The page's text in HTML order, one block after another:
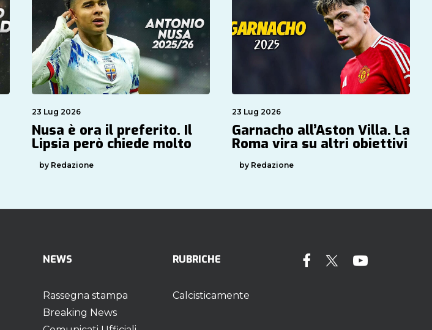
23 Lug 2026
Nusa è ora il preferito. Il
Lipsia però chiede molto
by Redazione
23 Lug 2026
Garnacho all’Aston Villa. La
Roma vira su altri obiettivi
by Redazione
NEWS
Rassegna stampa
Breaking News
RUBRICHE
Calcisticamente